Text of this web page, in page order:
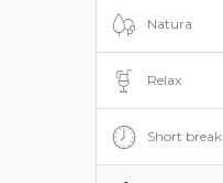
Natura
Relax
Short break